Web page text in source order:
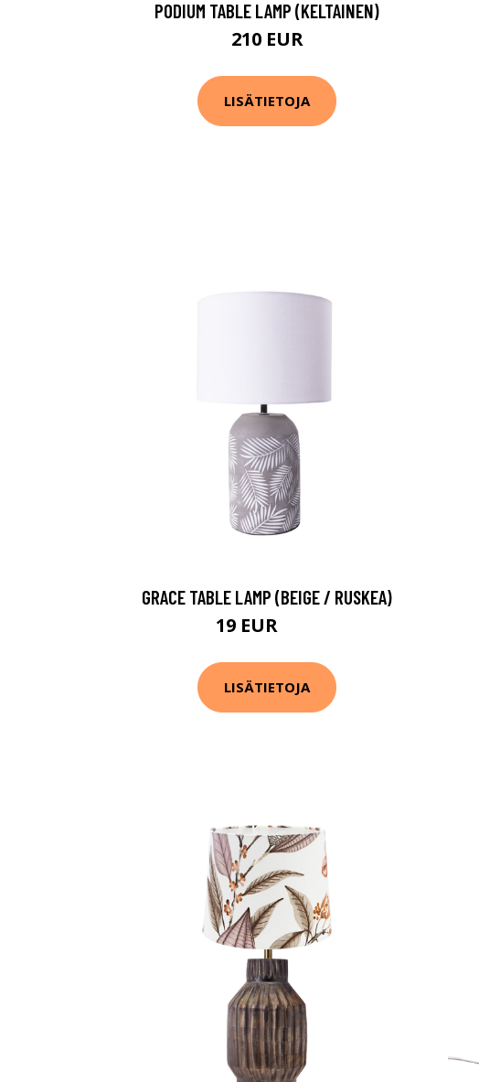
PODIUM TABLE LAMP (KELTAINEN)
210 EUR
LISÄTIETOJA
GRACE TABLE LAMP (BEIGE / RUSKEA)
19 EUR
LISÄTIETOJA